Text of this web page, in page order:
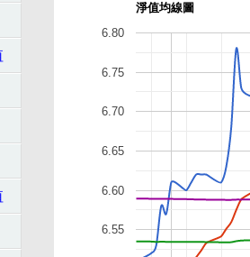
淨值均線圖
6.55
6.60
6.65
6.70
6.75
6.80